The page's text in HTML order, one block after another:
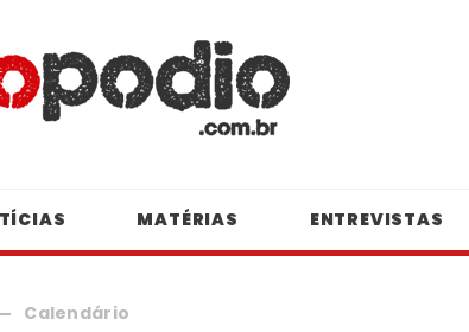
MATÉRIAS ENTREVISTAS
Calendário